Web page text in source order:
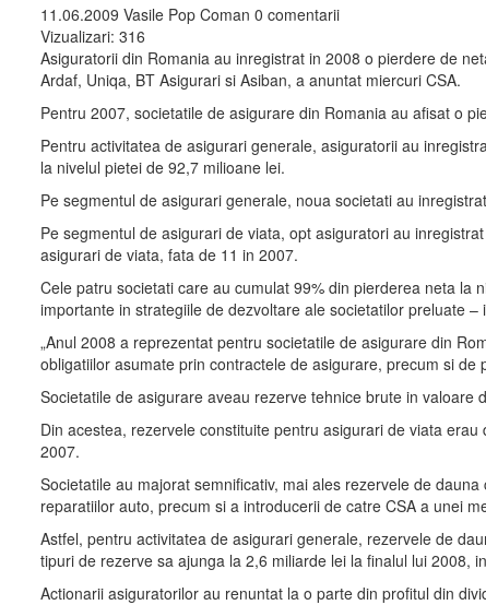
11.06.2009 Vasile Pop Coman 0 comentarii
Vizualizari: 316
Asiguratorii din Romania au inregistrat in 2008 o pierdere de
Ardaf, Uniqa, BT Asigurari si Asiban, a anuntat miercuri CSA.
Pentru 2007, societatile de asigurare din Romania au afisat o
Pentru activitatea de asigurari generale, asiguratorii au
la nivelul pietei de 92,7 milioane lei.
Pe segmentul de asigurari generale, noua societati au
Pe segmentul de asigurari de viata, opt asiguratori au
asigurari de viata, fata de 11 in 2007.
Cele patru societati care au cumulat 99% din pierderea neta la
importante in strategiile de dezvoltare ale societatilor preluate
„Anul 2008 a reprezentat pentru societatile de asigurare din
obligatiilor asumate prin contractele de asigurare, precum si
Societatile de asigurare aveau rezerve tehnice brute in
Din acestea, rezervele constituite pentru asigurari de viata
2007.
Societatile au majorat semnificativ, mai ales rezervele de
reparatiilor auto, precum si a introducerii de catre CSA a unei
Astfel, pentru activitatea de asigurari generale, rezervele de
tipuri de rezerve sa ajunga la 2,6 miliarde lei la finalul lui 2008,
Actionarii asiguratorilor au renuntat la o parte din profitul din